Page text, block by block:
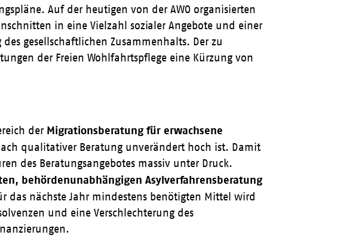
Auf der heutigen von der AWO organisierten
in eine Vielzahl sozialer Angebote und einer
gesellschaftlichen Zusammenhalts. Der zu
der Freien Wohlfahrtspflege eine Kürzung von
der Migrationsberatung für erwachsene
qualitativer Beratung unverändert hoch ist. Damit
des Beratungsangebotes massiv unter Druck.
behördenunabhängigen Asylverfahrensberatung
das nächste Jahr mindestens benötigten Mittel wird
und eine Verschlechterung des